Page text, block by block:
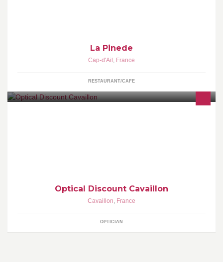
La Pinede
Cap-d'Ail , France
RESTAURANT/CAFE
Optical Discount Cavaillon
Cavaillon, France
OPTICIAN